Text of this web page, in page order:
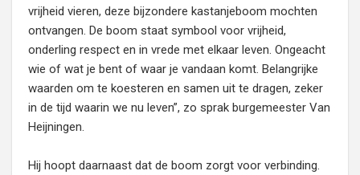
vrijheid vieren, deze bijzondere kastanjeboom mochten
ontvangen. De boom staat symbool voor vrijheid,
onderling respect en in vrede met elkaar leven. Ongeacht
wie of wat je bent of waar je vandaan komt. Belangrijke
waarden om te koesteren en samen uit te dragen, zeker
in de tijd waarin we nu leven”, zo sprak burgemeester Van
Heijningen.
Hij hoopt daarnaast dat de boom zorgt voor verbinding.